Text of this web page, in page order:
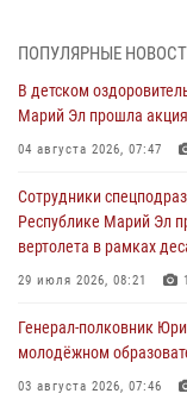
04 августа 2026, 06:46
В Йошкар-Оле для
антикоррупционной
04 августа 2026, 06:06
Генерал-полковник
молодёжном
03 августа 2026, 07:46
празднования Дня ВДВ
Раимкуля Малахбекова
03 августа 2026, 06:52
ПОПУЛЯРНЫЕ
В детском
Марий Эл прошла
04 августа 2026, 07:47
Сотрудники
Республике Марий Эл
вертолета в рамках
29 июля 2026, 08:21
Генерал-полковник
молодёжном
03 августа 2026, 07:46